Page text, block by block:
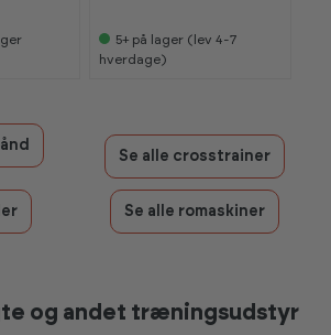
5+ på lager (lev 4-7
hverdage)
Se alle crosstrainer
Se alle romaskiner
og andet træningsudstyr